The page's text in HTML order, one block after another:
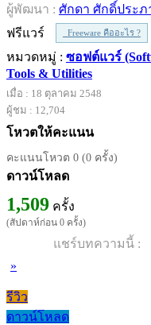
ผู้พัฒนา : ศักดา ศักดิ์ประภ
ฟรีแวร์
Freeware คืออะไร ?
หมวดหมู่ : ซอฟต์แวร์
Tools & Utilities
เมื่อ : 18 ตุลาคม 2548
ผู้ชม : 12,704
โหวตให้คะแนน
คะแนนโหวต 0 (0 ครั้ง)
ดาวน์โหลด
1,509 ครั้ง
(สัปดาห์ก่อน 0 ครั้ง)
แชร์บทความนี้ :
»
รีวิว
ดาวน์โหลด